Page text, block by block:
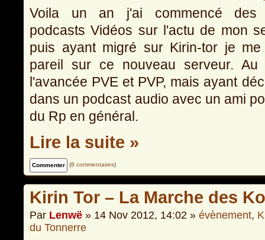
Voila un an j'ai commencé des
podcasts Vidéos sur l'actu de mon
puis ayant migré sur Kirin-tor je
pareil sur ce nouveau serveur.
l'avancée PVE et PVP, mais ayant
dans un podcast audio avec un ami
du Rp en général.
Lire la suite »
(8 commentaires)
Kirin Tor – La Marche des
Par Lenwë » 14 Nov 2012, 14:02 » évènement,
du Tonnerre